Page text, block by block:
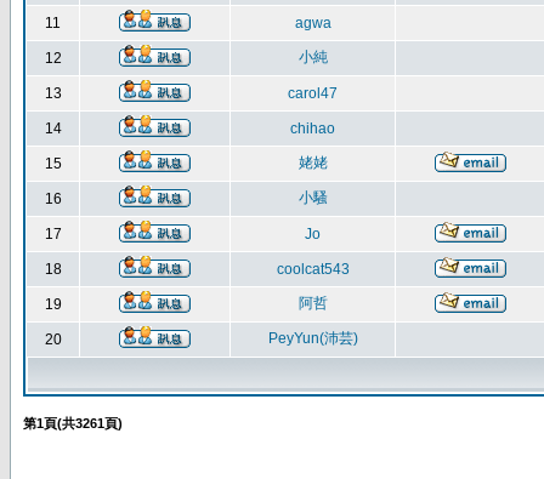
11 agwa
12 小純
13 carol47
14 chihao
15 姥姥
16 小騷
17 Jo
18 coolcat543
19 阿哲
20 PeyYun(沛芸)
第1頁(共3261頁)